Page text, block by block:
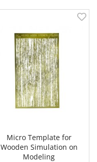
Micro Template for
Wooden Simulation on
Modeling